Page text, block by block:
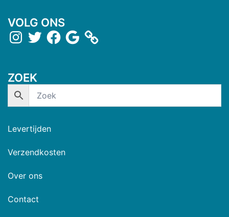
VOLG ONS
ZOEK
Levertijden
Verzendkosten
Over ons
Contact